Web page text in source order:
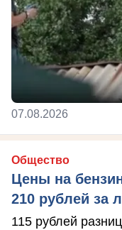
07.08.2026
Общество
Цены на
210 рублей за
115 рублей